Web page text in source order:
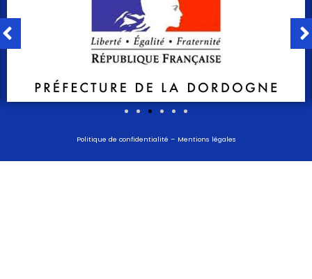
Politique de confidentialité – Mentions légales